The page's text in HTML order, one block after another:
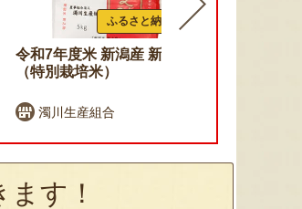
ふるさと納税可
令和7年度米 新潟産 新之助
（特別栽培米）
濁川生産組合
す！